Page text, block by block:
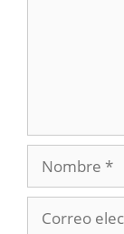
Nombre
electrónico